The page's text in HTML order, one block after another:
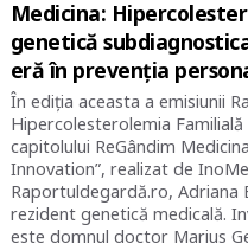
Medicina:
genetică
eră în prevenția
În ediția aceasta a emisiunii
Hipercolesterolemia
capitolului ReGândim
Innovation”, realizat de
Raportuldegardă.ro, Adriana
rezident genetică medicală.
este domnul doctor Marius